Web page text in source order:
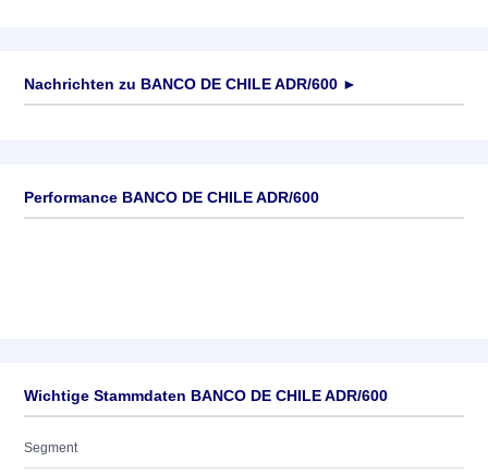
Nachrichten zu BANCO DE CHILE ADR/600 ►
Performance BANCO DE CHILE ADR/600
Wichtige Stammdaten BANCO DE CHILE ADR/600
Segment